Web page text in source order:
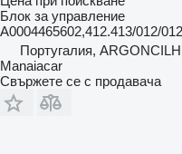
Блок за управление
A0004465602,412.413/012/012
Португалия,
Manaiacar
Свържете се с продавача